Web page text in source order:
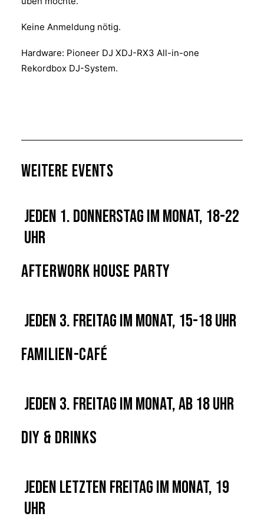
Keine Anmeldung nötig.
Hardware: Pioneer DJ XDJ-RX3 All-in-one
Rekordbox DJ-System.
Weitere Events
Jeden 1. Donnerstag im Monat, 18-22
Uhr
Afterwork House Party
Jeden 3. Freitag im Monat, 15-18 Uhr
Familien-Café
Jeden 3. Freitag im Monat, ab 18 Uhr
DIY & Drinks
Jeden letzten Freitag im Monat, 19
Uhr